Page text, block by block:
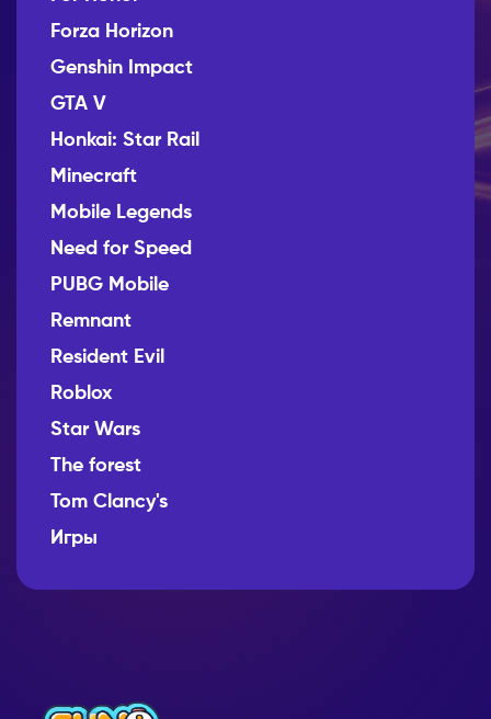
Forza Horizon
Genshin Impact
GTA V
Honkai: Star Rail
Minecraft
Mobile Legends
Need for Speed
PUBG Mobile
Remnant
Resident Evil
Roblox
Star Wars
The forest
Tom Clancy's
Игры